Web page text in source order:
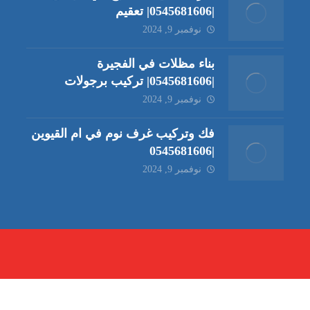
|0545681606| تعقيم
نوفمبر 9, 2024
بناء مظلات في الفجيرة
|0545681606| تركيب برجولات
نوفمبر 9, 2024
فك وتركيب غرف نوم في ام القيوين
|0545681606
نوفمبر 9, 2024